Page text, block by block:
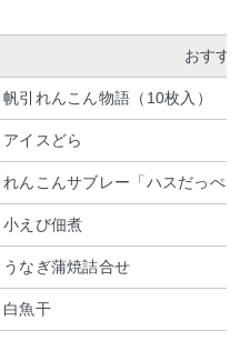
おすす
帆引れんこん物語（10枚入）
アイスどら
れんこんサブレー「ハスだっぺ
小えび佃煮
うなぎ蒲焼詰合せ
白魚干